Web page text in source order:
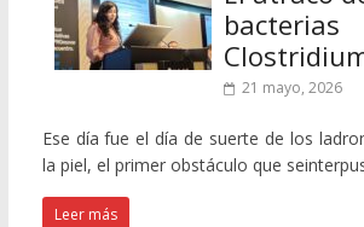
bacterias
21 mayo, 2026
Ese día fue el día de suerte de los
la piel, el primer obstáculo que
Leer más